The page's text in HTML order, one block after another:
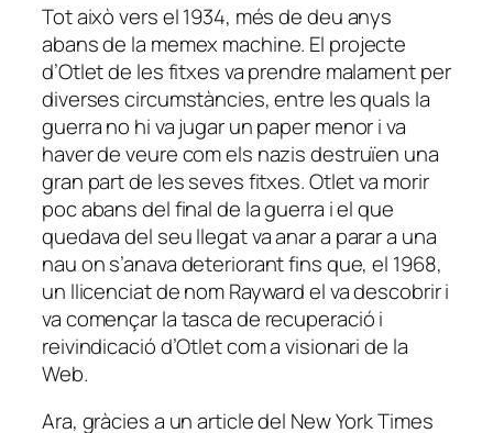
Tot això vers el 1934, més de deu anys
abans de la memex machine. El projecte
d’Otlet de les fitxes va prendre malament per
diverses circumstàncies, entre les quals la
guerra no hi va jugar un paper menor i va
haver de veure com els nazis destruïen una
gran part de les seves fitxes. Otlet va morir
poc abans del final de la guerra i el que
quedava del seu llegat va anar a parar a una
nau on s’anava deteriorant fins que, el 1968,
un llicenciat de nom Rayward el va descobrir i
va començar la tasca de recuperació i
reivindicació d’Otlet com a visionari de la
Web.
Ara, gràcies a un article del New York Times